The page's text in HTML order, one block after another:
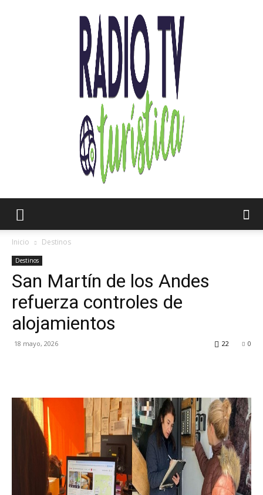
TV
Inicio Destinos
Destinos
San Martín de los Andes
refuerza controles de
alojamientos
18 mayo, 2026 0
22